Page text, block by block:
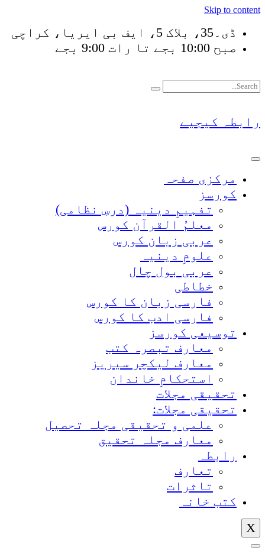
Skip to content
ڈی۔35، بلاک 5، ایف بی ایریا، کراچی
صبح 10:00 بجے تا رات 9:00 بجے
رابطہ کیجیے
مرکزی صفحہ
کورسز
تفہیمِ دینیہ (درسِ نظامی)
معلمُ القرآن کورس
عربی زبان کورس
علومِ دینیہ
عربی بول چال
خطاطی
فارسی زبان کا کورس
فارسی ادب کا کورس
توسیعی کورسز
معارف تبصرہ کتب
معارف لیکچر سیریز
استحکامِ خاندان
تحقیقی مجلات
تحقیقی مجلات:
علمی و تحقیقی مجلہ تحصیل
معارف مجلہ تحقیق
رابطہ
تعارف
تاثرات
کتب خانہ
X